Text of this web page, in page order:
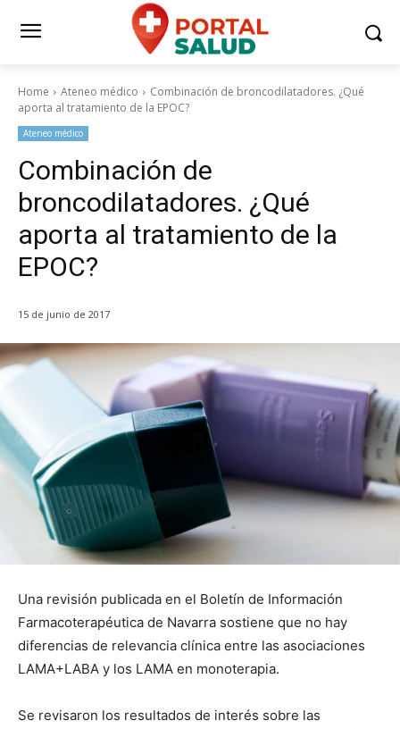
Home Ateneo médico
Combinación de broncodilatadores. ¿Qué
aporta al tratamiento de la EPOC?
Ateneo médico
Combinación de
broncodilatadores. ¿Qué
aporta al tratamiento de la
EPOC?
15 de junio de 2017
Una revisión publicada en el Boletín de Información
Farmacoterapéutica de Navarra sostiene que no hay
diferencias de relevancia clínica entre las asociaciones
LAMA+LABA y los LAMA en monoterapia.
Se revisaron los resultados de interés sobre las